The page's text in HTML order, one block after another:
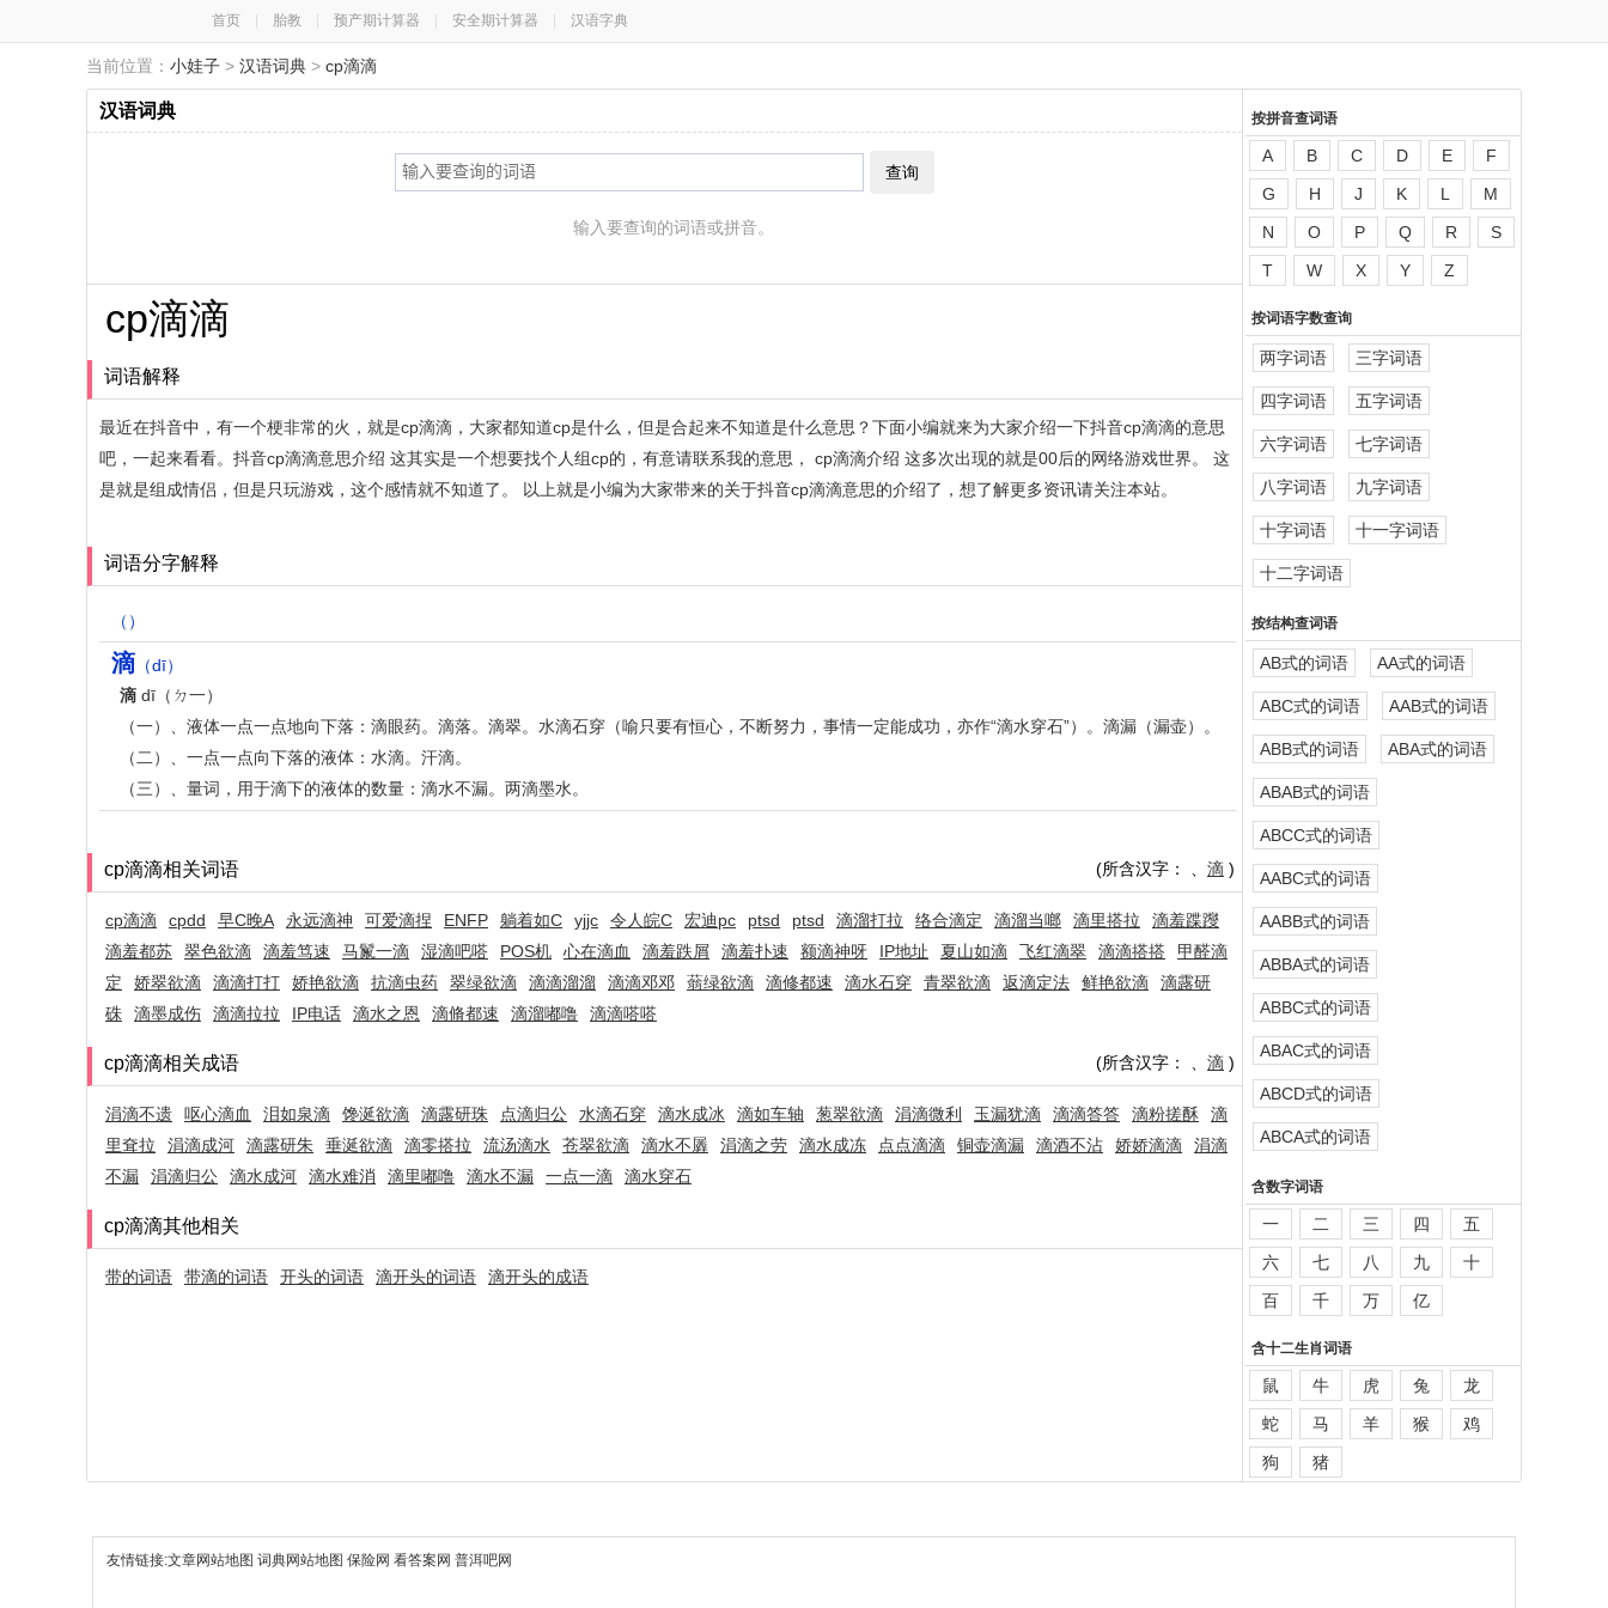
首页 胎教 预产期计算器 安全期计算器 汉语字典
当前位置： 小娃子 > 汉语词典 > cp滴滴
汉语词典
查询
输入要查询的词语或拼音。
cp滴滴
词语解释
最近在抖音中，有一个梗非常的火，就是cp滴滴，大家都知道cp是什么，但是合起来不知道是什么意思？下面小编就来为大家介绍一下抖音cp滴滴的意思
吧，一起来看看。抖音cp滴滴意思介绍 这其实是一个想要找个人组cp的，有意请联系我的意思， cp滴滴介绍 这多次出现的就是00后的网络游戏世界。 这
是就是组成情侣，但是只玩游戏，这个感情就不知道了。 以上就是小编为大家带来的关于抖音cp滴滴意思的介绍了，想了解更多资讯请关注本站。
词语分字解释
（）
滴 （dī）
滴 dī（ㄉ一）
（一）、液体一点一点地向下落：滴眼药。滴落。滴翠。水滴石穿（喻只要有恒心，不断努力，事情一定能成功，亦作“滴水穿石”）。滴漏（漏壶）。
（二）、一点一点向下落的液体：水滴。汗滴。
（三）、量词，用于滴下的液体的数量：滴水不漏。两滴墨水。
cp滴滴相关词语 (所含汉字： 滴 )
cp滴滴 cpdd 早C晚A 永远滴神 可爱滴捏 ENFP 躺着如C yjjc 令人皖C 宏迪pc ptsd ptsd 滴溜打拉 络合滴定 滴溜当啷 滴里搭拉
滴羞蹀躞
滴羞都苏
翠色欲滴 滴羞笃速 马鬣一滴 湿滴吧嗒 POS机 心在滴血 滴羞跌屑 滴羞扑速 额滴神呀 IP地址 夏山如滴 飞红滴翠 滴滴搭搭
甲醛滴
定
娇翠欲滴 滴滴打打 娇艳欲滴 抗滴虫药 翠绿欲滴 滴滴溜溜 滴滴邓邓 蓊绿欲滴 滴修都速 滴水石穿 青翠欲滴 返滴定法 鲜艳欲滴
滴露研
硃
滴墨成伤 滴滴拉拉 IP电话 滴水之恩 滴脩都速 滴溜嘟噜 滴滴嗒嗒
cp滴滴相关成语 (所含汉字： 滴 )
涓滴不遗 呕心滴血 泪如泉滴 馋涎欲滴 滴露研珠 点滴归公 水滴石穿 滴水成冰 滴如车轴 葱翠欲滴 涓滴微利 玉漏犹滴 滴滴答答 滴粉搓酥
滴
里耷拉
涓滴成河 滴露研朱 垂涎欲滴 滴零搭拉 流汤滴水 苍翠欲滴 滴水不羼 涓滴之劳 滴水成冻 点点滴滴 铜壶滴漏 滴酒不沾 娇娇滴滴
涓滴
不漏
涓滴归公 滴水成河 滴水难消 滴里嘟噜 滴水不漏 一点一滴 滴水穿石
cp滴滴其他相关
带的词语 带滴的词语 开头的词语 滴开头的词语 滴开头的成语
按拼音查词语
A B C D E
F
G
H J K L
M
N
O P Q R
S
T
W X Y Z
按词语字数查询
两字词语 三字词语
四字词语 五字词语
六字词语 七字词语
八字词语 九字词语
十字词语 十一字词语
十二字词语
按结构查词语
AB式的词语 AA式的词语
ABC式的词语 AAB式的词语
ABB式的词语 ABA式的词语
ABAB式的词语
ABCC式的词语
AABC式的词语
AABB式的词语
ABBA式的词语
ABBC式的词语
ABAC式的词语
ABCD式的词语
ABCA式的词语
含数字词语
一 二 三 四
五
六
七 八 九
十
百
千 万 亿
含十二生肖词语
鼠 牛 虎 兔
龙
蛇
马 羊 猴
鸡
狗
猪
友情链接:文章网站地图 词典网站地图 保险网 看答案网 普洱吧网